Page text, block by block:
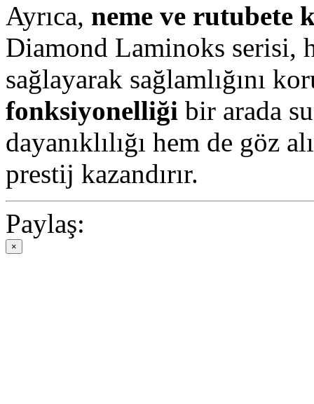
Ayrıca, neme ve rutubete
Diamond Laminoks serisi,
sağlayarak sağlamlığını
fonksiyonelliği bir arada
dayanıklılığı hem de göz
prestij kazandırır.
Paylaş:
×